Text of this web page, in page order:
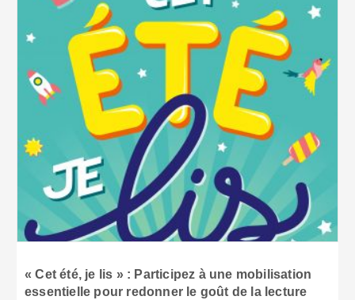
« Cet été, je lis » : Participez à une mobilisation
essentielle pour redonner le goût de la lecture